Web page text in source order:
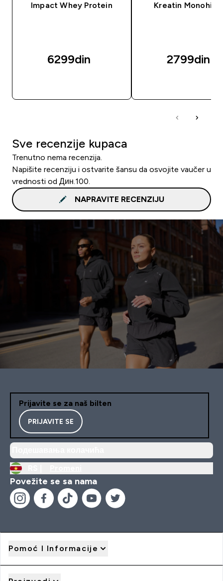
Impact Whey Protein
6299din‎
Kreatin
2799din‎
Sve recenzije kupaca
Trenutno nema recenzija.
Napišite recenziju i ostvarite šansu da osvojite vaučer u
vrednosti od Дин.100.
NAPRAVITE RECENZIJU
Prijavite se za naš bilten
PRIJAVITE SE
Povežite se sa nama
Pomoć I Informacije